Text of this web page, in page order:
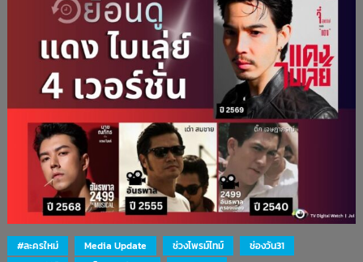
#ละครใหม่ Media Update ช่วงไพรม์ไทม์
ช่องวัน31